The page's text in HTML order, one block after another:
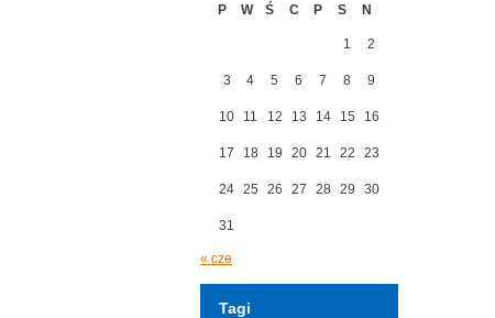
P
W Ś C P S N
1 2
3 4 5 6 7 8 9
10 11 12 13 14 15 16
17 18 19 20 21 22 23
24 25 26 27 28 29 30
31
« cze
Tagi